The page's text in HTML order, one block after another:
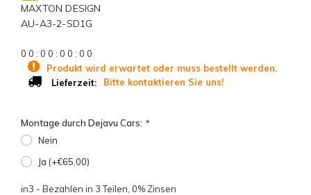
MAXTON DESIGN
AU-A3-2-SD1G
0 0 : 0 0 : 0 0 : 0 0
Produkt wird erwartet oder muss bestellt werden.
Lieferzeit:
Bitte kontaktieren Sie uns!
Montage durch Dejavu Cars: *
Nein
Ja (+€65,00)
in3 - Bezahlen in 3 Teilen, 0% Zinsen